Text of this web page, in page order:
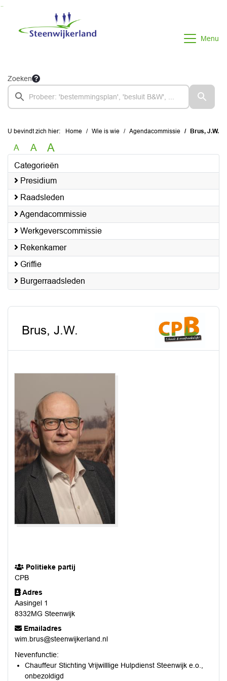
Ga naar de inhoud van deze pagina
Menu
Zoeken
U bevindt zich hier: Home Wie is wie Agendacommissie Brus, J.W.
A A A
Categorieën
Presidium
Raadsleden
Agendacommissie
Werkgeverscommissie
Rekenkamer
Griffie
Burgerraadsleden
Brus, J.W.
Politieke partij
CPB
Adres
Aasingel 1
8332MG Steenwijk
Emailadres
wim.brus@steenwijkerland.nl
Nevenfunctie:
Chauffeur Stichting Vrijwilllige Hulpdienst Steenwijk e.o.,
onbezoldigd